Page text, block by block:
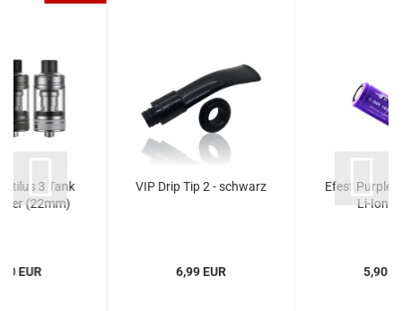
3 Tank
(22mm)
EUR
VIP Drip Tip 2 - schwarz
6,99 EUR
Efest Purple
Li-Ion-
5,90